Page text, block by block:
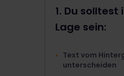
1. Du solltest
Lage sein:
Text vom
unterscheiden